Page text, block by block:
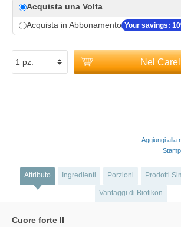
Acquista una Volta
Acquista in Abbonamento Your savings:
Nel
Aggiungi alla
Attributo Ingredienti Porzioni Prodotti
Vantaggi di Biotikon
Cuore forte II